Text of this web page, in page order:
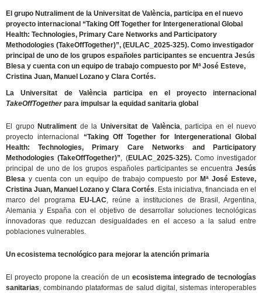
El grupo Nutraliment de la Universitat de València, participa en el nuevo
proyecto internacional “Taking Off Together for Intergenerational Global
Health: Technologies, Primary Care Networks and Participatory
Methodologies (TakeOffTogether)”, (EULAC_2025-325). Como investigador
principal de uno de los grupos españoles participantes se encuentra Jesús
Blesa y cuenta con un equipo de trabajo compuesto por Mª José Esteve,
Cristina Juan, Manuel Lozano y Clara Cortés.
La Universitat de València participa en el proyecto internacional
TakeOffTogetherpara impulsar la equidad sanitaria global
El grupo Nutraliment de la Universitat de València, participa en el nuevo
proyecto internacional “Taking Off Together for Intergenerational Global
Health: Technologies, Primary Care Networks and Participatory
Methodologies (TakeOffTogether)”, (EULAC_2025-325). Como investigador
principal de uno de los grupos españoles participantes se encuentraJesús
Blesa y cuenta con un equipo de trabajo compuesto porMª José Esteve,
Cristina Juan, Manuel Lozano y Clara Cortés. Esta iniciativa, financiada en el
marco del programa
EU-LAC, reúne a instituciones de Brasil, Argentina,
Alemania y España con el objetivo de desarrollar soluciones tecnológicas
innovadoras que reduzcan desigualdades en el acceso a la salud entre
poblaciones vulnerables.
Un ecosistema tecnológico para mejorar la atención primaria
El proyecto propone la creación de un ecosistema integrado de tecnologías
sanitarias, combinando plataformas de salud digital, sistemas interoperables